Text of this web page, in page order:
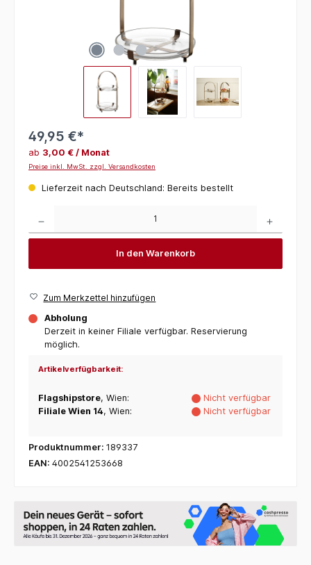
49,95 €*
ab 3,00 € / Monat
Preise inkl. MwSt. zzgl. Versandkosten
Lieferzeit nach Deutschland: Bereits bestellt
In den Warenkorb
Zum Merkzettel hinzufügen
Abholung
Derzeit in keiner Filiale verfügbar. Reservierung
möglich.
Artikelverfügbarkeit:
Flagshipstore, Wien:
Nicht verfügbar
Filiale Wien 14, Wien: Nicht verfügbar
Produktnummer: 189337
EAN: 4002541253668